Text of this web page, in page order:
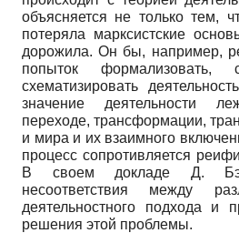
объясняется не только тем,
потеряла марксистские
дорожила. Он бы, например,
попыток формализовать,
схематизировать
значение деятельности
переходе, трансформации,
и мира и их взаимного
процесс сопротивляется
В своем докладе Д.
несоответствия между
деятельностного подхода и
решения этой проблемы.